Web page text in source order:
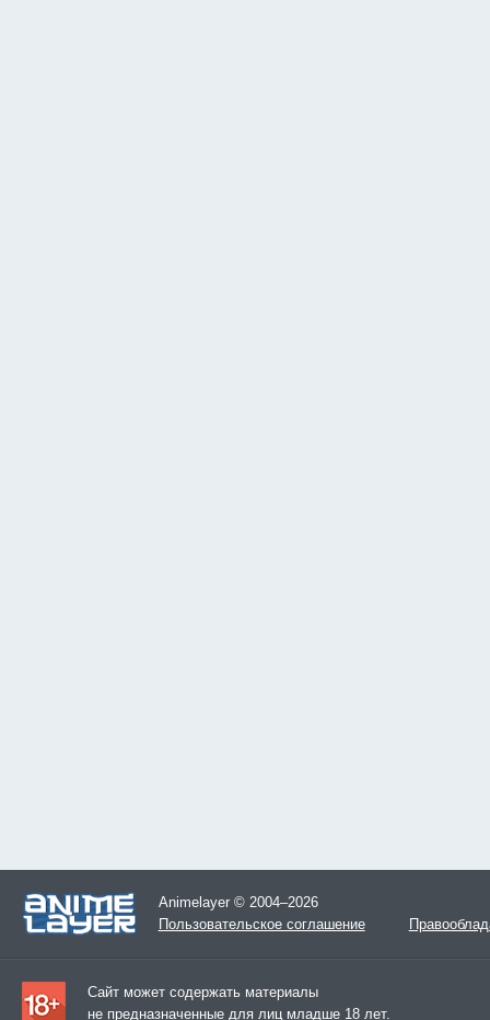
Animelayer © 2004–2026
Пользовательское соглашение
Сайт может содержать материалы
не предназначенные для лиц младше 18 лет.